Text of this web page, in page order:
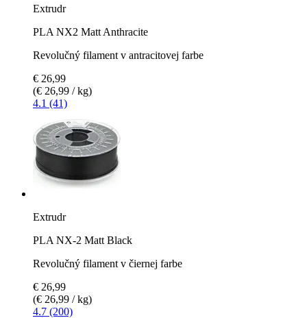
Extrudr
PLA NX2 Matt Anthracite
Revolučný filament v antracitovej farbe
€ 26,99
(€ 26,99 / kg)
4.1 (41)
Extrudr
PLA NX-2 Matt Black
Revolučný filament v čiernej farbe
€ 26,99
(€ 26,99 / kg)
4.7 (200)